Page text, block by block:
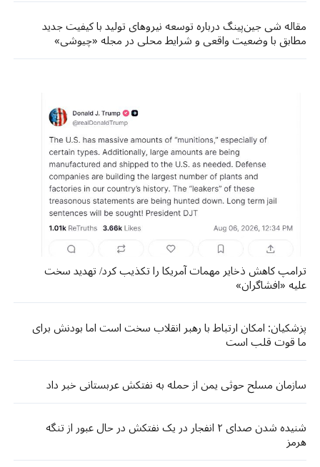
مقاله شی جین‌پینگ درباره توسعه نیروهای تولید با کیفیت جدید
مطابق با وضعیت واقعی و شرایط محلی در مجله «چیوشی»
ترامپ کاهش ذخایر مهمات آمریکا را تکذیب کرد/ تهدید سخت
علیه «افشاگران»
پزشکیان: امکان ارتباط با رهبر انقلاب سخت است اما بودنش برای
ما قوت قلب است
سازمان مسلح حوثی یمن از حمله به نفتکش عربستانی خبر داد
شنیده شدن صدای ۲ انفجار در یک نفتکش در حال عبور از تنگه
هرمز